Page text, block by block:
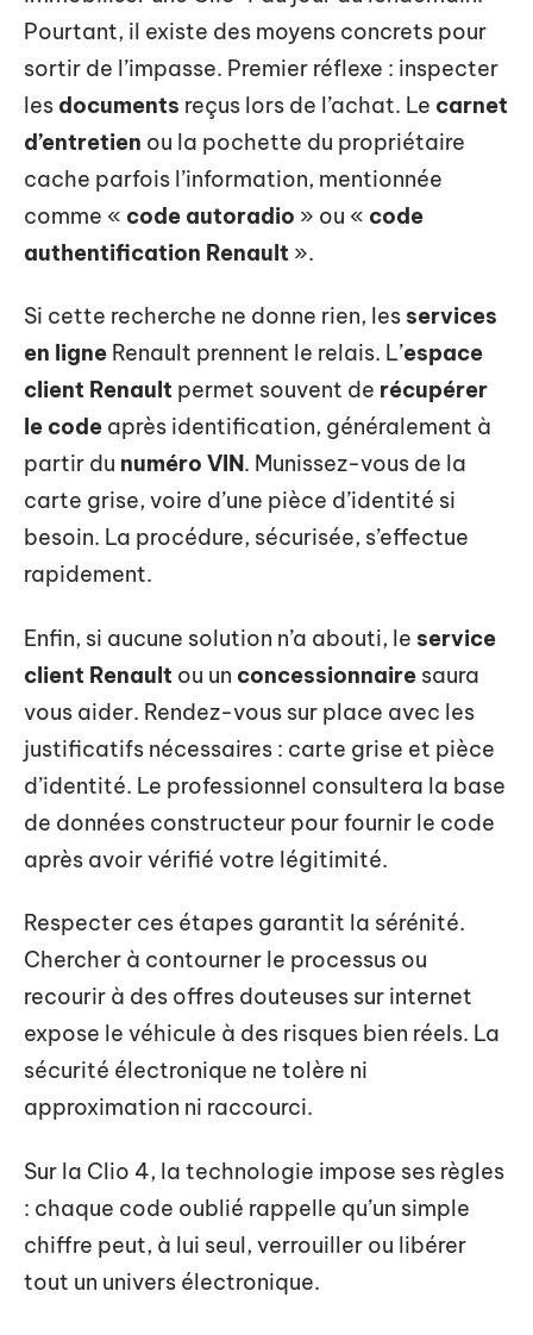
Pourtant, il existe des moyens concrets pour
sortir de l’impasse. Premier réflexe : inspecter
les documents reçus lors de l’achat. Le carnet
d’entretien ou la pochette du propriétaire
cache parfois l’information, mentionnée
comme « code autoradio » ou « code
authentification Renault ».
Si cette recherche ne donne rien, les services
en ligne Renault prennent le relais. L’espace
client Renault permet souvent de récupérer
le code après identification, généralement à
partir du numéro VIN. Munissez-vous de la
carte grise, voire d’une pièce d’identité si
besoin. La procédure, sécurisée, s’effectue
rapidement.
Enfin, si aucune solution n’a abouti, le service
client Renault ou un concessionnaire saura
vous aider. Rendez-vous sur place avec les
justificatifs nécessaires : carte grise et pièce
d’identité. Le professionnel consultera la base
de données constructeur pour fournir le code
après avoir vérifié votre légitimité.
Respecter ces étapes garantit la sérénité.
Chercher à contourner le processus ou
recourir à des offres douteuses sur internet
expose le véhicule à des risques bien réels. La
sécurité électronique ne tolère ni
approximation ni raccourci.
Sur la Clio 4, la technologie impose ses règles
: chaque code oublié rappelle qu’un simple
chiffre peut, à lui seul, verrouiller ou libérer
tout un univers électronique.